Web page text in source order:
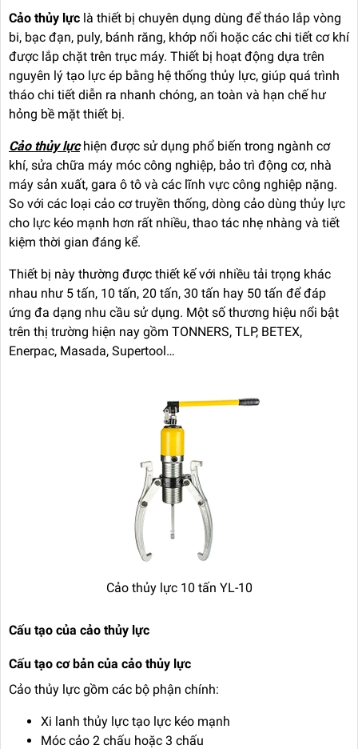
Cảo thủy lực là thiết bị chuyên dụng dùng để tháo lắp vòng
bi, bạc đạn, puly, bánh răng, khớp nối hoặc các chi tiết cơ khí
được lắp chặt trên trục máy. Thiết bị hoạt động dựa trên
nguyên lý tạo lực ép bằng hệ thống thủy lực, giúp quá trình
tháo chi tiết diễn ra nhanh chóng, an toàn và hạn chế hư
hỏng bề mặt thiết bị.
Cảo thủy lựchiện được sử dụng phổ biến trong ngành cơ
khí, sửa chữa máy móc công nghiệp, bảo trì động cơ, nhà
máy sản xuất, gara ô tô và các lĩnh vực công nghiệp nặng.
So với các loại cảo cơ truyền thống, dòng cảo dùng thủy lực
cho lực kéo mạnh hơn rất nhiều, thao tác nhẹ nhàng và tiết
kiệm thời gian đáng kể.
Thiết bị này thường được thiết kế với nhiều tải trọng khác
nhau như 5 tấn, 10 tấn, 20 tấn, 30 tấn hay 50 tấn để đáp
ứng đa dạng nhu cầu sử dụng. Một số thương hiệu nổi bật
trên thị trường hiện nay gồm TONNERS, TLP, BETEX,
Enerpac, Masada, Supertool…
Cảo thủy lực 10 tấn YL-10
Cấu tạo của cảo thủy lực
Cấu tạo cơ bản của cảo thủy lực
Cảo thủy lực gồm các bộ phận chính:
Xi lanh thủy lực tạo lực kéo mạnh
Móc cảo 2 chấu hoặc 3 chấu